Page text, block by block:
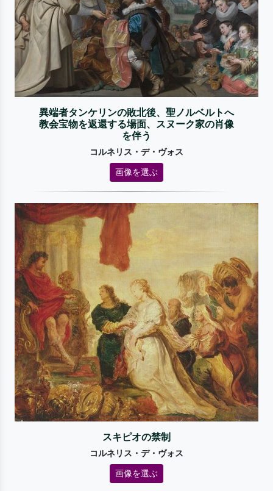
異端者タンケリンの敗北後、聖ノルベルトへ
教会宝物を返還する場面、スヌーク家の肖像
を伴う
コルネリス・デ・ヴォス
画像を選ぶ
スキピオの禁制
コルネリス・デ・ヴォス
画像を選ぶ